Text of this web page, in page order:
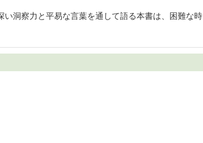
洞察力と平易な言葉を通して語る本書は、困難な時